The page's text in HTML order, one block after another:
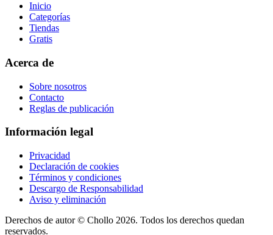
Inicio
Categorías
Tiendas
Gratis
Acerca de
Sobre nosotros
Contacto
Reglas de publicación
Información legal
Privacidad
Declaración de cookies
Términos y condiciones
Descargo de Responsabilidad
Aviso y eliminación
Derechos de autor © Chollo 2026. Todos los derechos quedan
reservados.